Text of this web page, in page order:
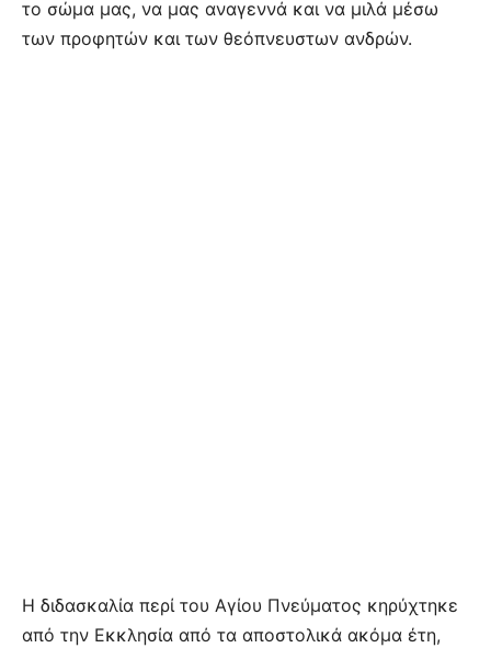
το σώμα μας, να μας αναγεννά και να μιλά μέσω
των προφητών και των θεόπνευστων ανδρών.
Η διδασκαλία περί του Αγίου Πνεύματος κηρύχτηκε
από την Εκκλησία από τα αποστολικά ακόμα έτη,